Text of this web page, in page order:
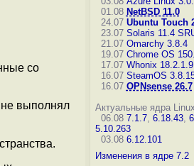
со
не выполнял
01.08 NetBSD 11.0
24.07 Ubuntu Touch
23.07 Solaris 11.4
21.07 Omarchy 3.8.4
19.07 Chrome OS
17.07 Whonix 18.2.1.9
16.07 SteamOS
16.07 OPNsense 26.7
Актуальные ядра
06.08 7.1.7, 6.18.43,
5.10.263
03.08 6.12.101
Изменения в ядре 7.2